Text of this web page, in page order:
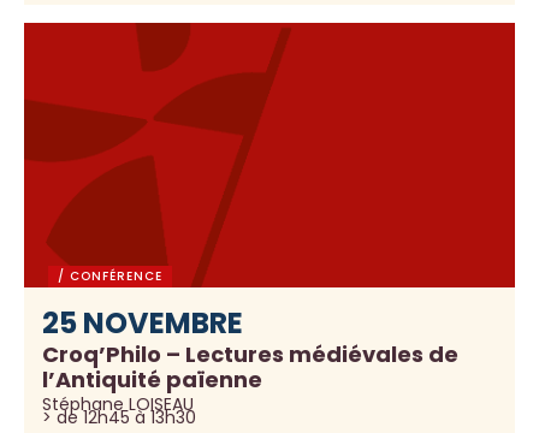
/ CONFÉRENCE
25 NOVEMBRE
Croq’Philo – Lectures médiévales de
l’Antiquité païenne
Stéphane LOISEAU
> de 12h45 à 13h30